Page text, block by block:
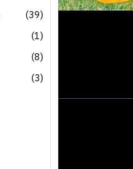
(39)
(1)
(8)
(3)